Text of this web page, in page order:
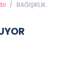
/ BAĞIŞIKLIK